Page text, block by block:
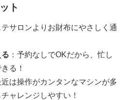
ト
テサロンよりお財布にやさしく通
：予約なしでOKだから、忙し
る！
は操作がカンタンなマシンが多
ャレンジしやすい！